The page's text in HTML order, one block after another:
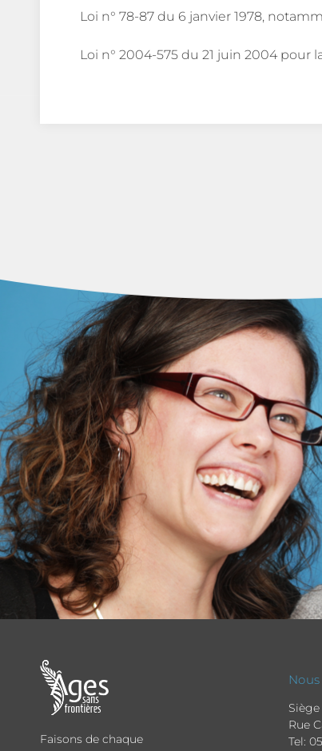
Loi n° 78-87 du 6 janvier 1978,
Loi n° 2004-575 du 21 juin 2004
Faisons de chaque
Rue
Tel: